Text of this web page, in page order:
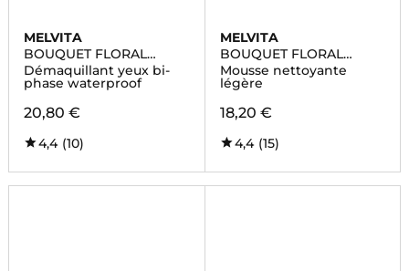
MELVITA
BOUQUET FLORAL
DETOX
Démaquillant yeux bi-
phase waterproof
20,80 €
4,4 (10)
MELVITA
BOUQUET FLORAL
DETOX
Mousse nettoyante
légère
18,20 €
4,4 (15)